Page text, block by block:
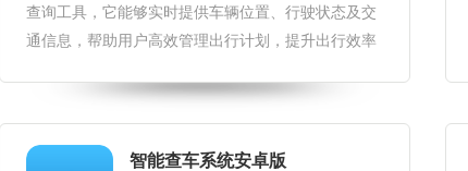
查询工具，它能够实时提供车辆位置、行驶状态及交
通信息，帮助用户高效管理出行计划，提升出行效率
手机版能够即时推送车辆状态信息，包括位置更新、
异常报警等。用户可设置自定义推
智能查车系统安卓版